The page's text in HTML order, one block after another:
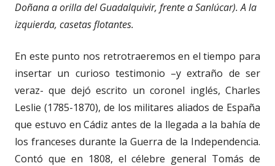
Doñana a orilla del Guadalquivir, frente a Sanlúcar). A la
izquierda, casetas flotantes.
En este punto nos retrotraeremos en el tiempo para
insertar un curioso testimonio –y extraño de ser
veraz- que dejó escrito un coronel inglés, Charles
Leslie (1785-1870), de los militares aliados de España
que estuvo en Cádiz antes de la llegada a la bahía de
los franceses durante la Guerra de la Independencia.
Contó que en 1808, el célebre general Tomás de